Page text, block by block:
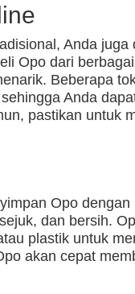
Anda juga
Opo dari
Beberapa
Anda
pastikan untuk
Opo dengan
dan bersih.
plastik untuk
akan cepat